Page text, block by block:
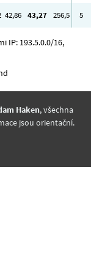
42,86 43,27 256,5 5
IP: 193.5.0.0/16,
Haken, všechna
jsou orientační.